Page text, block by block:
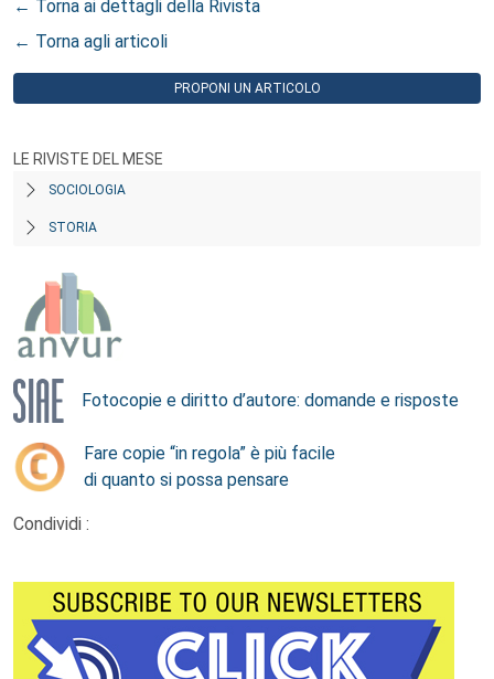
← Torna ai dettagli della Rivista
← Torna agli articoli
PROPONI UN ARTICOLO
LE RIVISTE DEL MESE
SOCIOLOGIA
STORIA
Fotocopie e diritto d’autore: domande e risposte
Fare copie “in regola” è più facile
di quanto si possa pensare
Condividi :